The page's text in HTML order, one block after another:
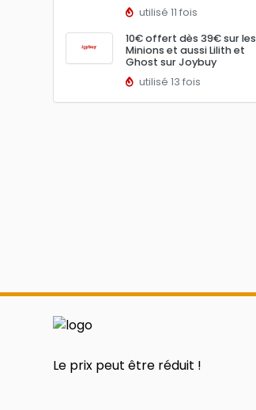
utilisé 11 fois
10€ offert dès 39€ sur les
Minions et aussi Lilith et
Ghost sur Joybuy
utilisé 13 fois
Le prix peut être réduit !